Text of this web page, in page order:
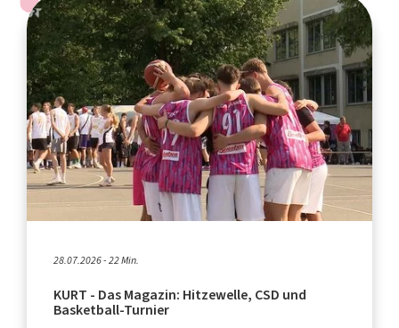
28.07.2026 - 22 Min.
KURT - Das Magazin: Hitzewelle, CSD und
Basketball-Turnier